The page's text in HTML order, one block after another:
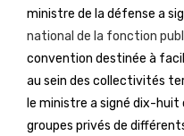
ministre de la défense a
national de la fonction
convention destinée à
au sein des collectivités
le ministre a signé dix-
groupes privés de